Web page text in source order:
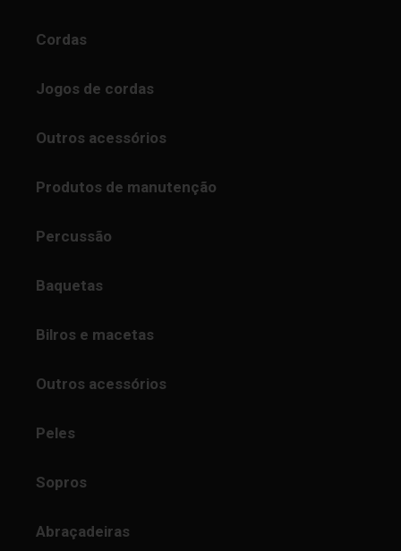
Cordas
Jogos de cordas
Outros acessórios
Produtos de manutenção
Percussão
Baquetas
Bilros e macetas
Outros acessórios
Peles
Sopros
Abraçadeiras